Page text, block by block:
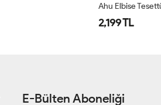
Ahu Elbise Tesettür Giyim Lacivert
E-Bülten Aboneliği